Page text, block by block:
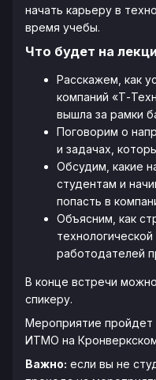
начать карьеру в
время учебы.
Что будет на
Расскажем, как
компаний «Т-
вышла за рамки
Поговорим о
и задачах,
Обсудим, какие
студентам и
попасть в
Объясним, как
работодателей
В конце встречи
спикеру.
Мероприятие пройдет
ИТМО на
Важно: если вы не